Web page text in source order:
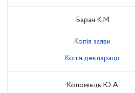
Баран К.М.
Копія заяви
Копія декларації
Коломієць Ю.А.